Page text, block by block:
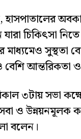
চিকিৎসা
মাধ্যমেও
আন্তরিকতা ও
৩টায় সভা
ও উন্নয়নমূলক
বলেন।